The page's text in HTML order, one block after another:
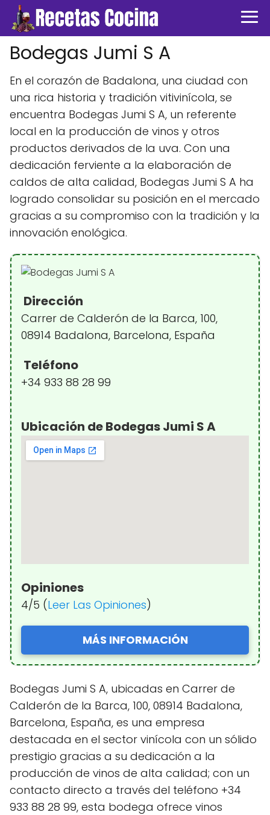
Bodegas Jumi S A
En el corazón de Badalona, una ciudad con
una rica historia y tradición vitivinícola, se
encuentra Bodegas Jumi S A, un referente
local en la producción de vinos y otros
productos derivados de la uva. Con una
dedicación ferviente a la elaboración de
caldos de alta calidad, Bodegas Jumi S A ha
logrado consolidar su posición en el mercado
gracias a su compromiso con la tradición y la
innovación enológica.
Dirección
Carrer de Calderón de la Barca, 100,
08914 Badalona, Barcelona, España
Teléfono
+34 933 88 28 99
Ubicación de Bodegas Jumi S A
Opiniones
4/5 (Leer Las Opiniones)
MÁS INFORMACIÓN
Bodegas Jumi S A, ubicadas en Carrer de
Calderón de la Barca, 100, 08914 Badalona,
Barcelona, España, es una empresa
destacada en el sector vinícola con un sólido
prestigio gracias a su dedicación a la
producción de vinos de alta calidad; con un
contacto directo a través del teléfono +34
933 88 28 99, esta bodega ofrece vinos